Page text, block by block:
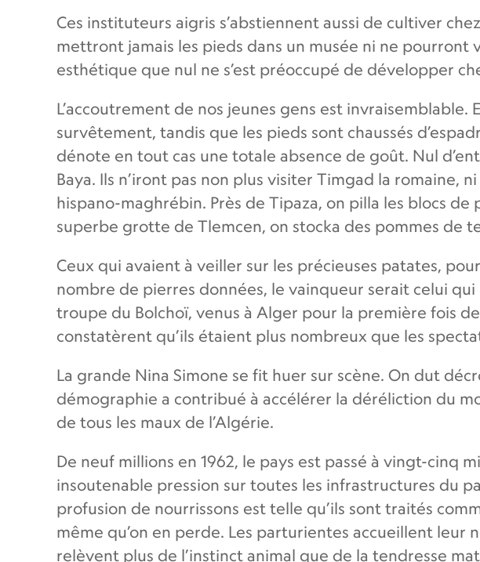
Ces instituteurs aigris s’abstiennent aussi de cultiver
mettront jamais les pieds dans un musée ni ne
esthétique que nul ne s’est préoccupé de développer
L’accoutrement de nos jeunes gens est invraisemblable.
survêtement, tandis que les pieds sont chaussés
dénote en tout cas une totale absence de goût. Nul
Baya. Ils n’iront pas non plus visiter Timgad la romaine,
hispano-maghrébin. Près de Tipaza, on pilla les blocs
superbe grotte de Tlemcen, on stocka des pommes de
Ceux qui avaient à veiller sur les précieuses patates,
nombre de pierres données, le vainqueur serait celui
troupe du Bolchoï, venus à Alger pour la première fois
constatèrent qu’ils étaient plus nombreux que les
La grande Nina Simone se fit huer sur scène. On dut
démographie a contribué à accélérer la déréliction du
de tous les maux de l’Algérie.
De neuf millions en 1962, le pays est passé à vingt-cinq
insoutenable pression sur toutes les infrastructures du
profusion de nourrissons est telle qu’ils sont traités
même qu’on en perde. Les parturientes accueillent
relèvent plus de l’instinct animal que de la tendresse